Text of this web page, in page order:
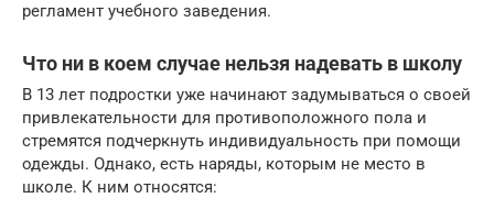
регламент учебного заведения.
Что ни в коем случае нельзя надевать в школу
В 13 лет подростки уже начинают задумываться о своей
привлекательности для противоположного пола и
стремятся подчеркнуть индивидуальность при помощи
одежды. Однако, есть наряды, которым не место в
школе. К ним относятся: